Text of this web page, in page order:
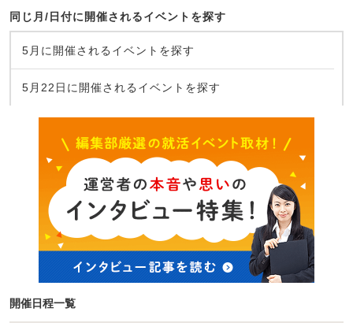
同じ月/日付に開催されるイベントを探す
5月に開催されるイベントを探す
5月22日に開催されるイベントを探す
開催日程一覧